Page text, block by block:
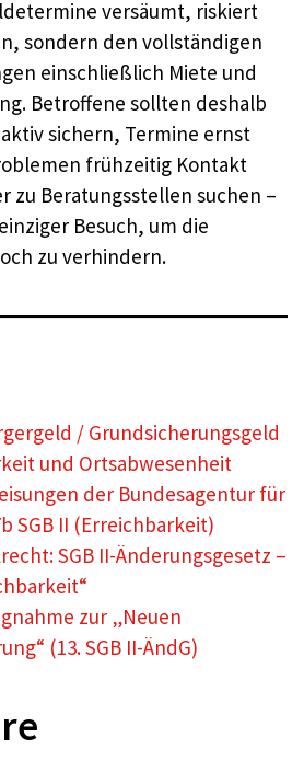
versäumt, riskiert
sondern den vollständigen
einschließlich Miete und
Betroffene sollten deshalb
sichern, Termine ernst
frühzeitig Kontakt
zu Beratungsstellen suchen –
Besuch, um die
zu verhindern.
/ Grundsicherungsgeld
und Ortsabwesenheit
der Bundesagentur für
SGB II (Erreichbarkeit)
SGB II-Änderungsgesetz –
zur „Neuen
(13. SGB II-ÄndG)